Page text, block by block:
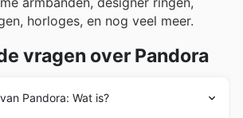
horloges, en nog veel meer.
vragen over Pandora
Pandora: Wat is?